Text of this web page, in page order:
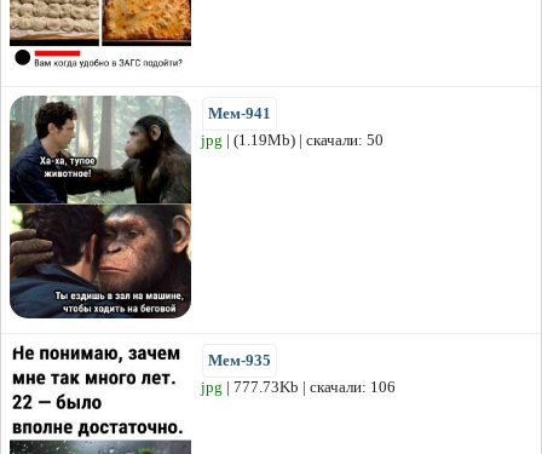
Мем-941
jpg | (1.19Mb) | скачали: 50
Мем-935
jpg | 777.73Kb | скачали: 106